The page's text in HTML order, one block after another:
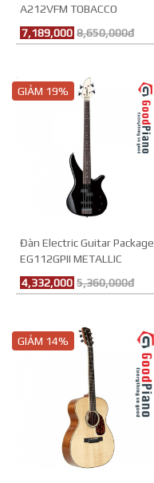
A212VFM TOBACCO
BROWN SUNBURST
7,189,000 8,650,000đ
GIẢM 19%
Đàn Electric Guitar Package
EG112GPII METALLIC
4,332,000 5,360,000đ
GIẢM 14%